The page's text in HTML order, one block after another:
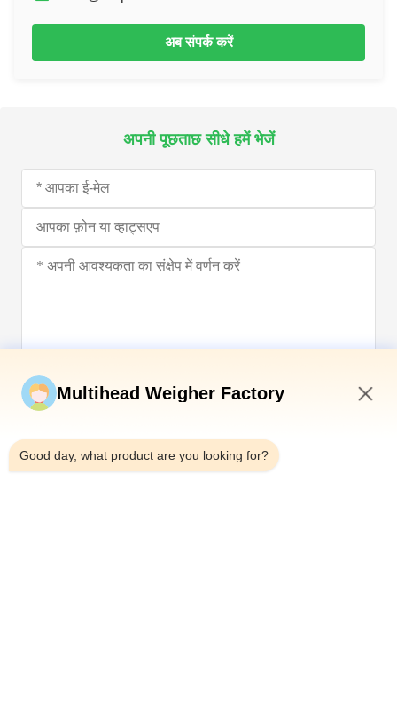
अब संपर्क करें
अपनी पूछताछ सीधे हमें भेजें
Multihead Weigher Factory
Good day, what product are you looking for?